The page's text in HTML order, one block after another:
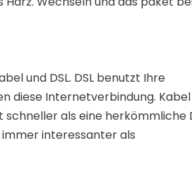
und DSL. DSL benutzt Ihre
diese Internetverbindung. Kabel
als eine herkömmliche
interessanter als